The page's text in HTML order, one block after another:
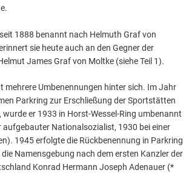
1888 benannt nach Helmuth Graf von
sie heute auch an den Gegner der
James Graf von Moltke (siehe Teil 1).
mehrere Umbenennungen hinter sich. Im Jahr
Parkring zur Erschließung der Sportstätten
er 1933 in Horst-Wessel-Ring umbenannt
aufgebauter Nationalsozialist, 1930 bei einer
1945 erfolgte die Rückbenennung in Parkring
Namensgebung nach dem ersten Kanzler der
Konrad Hermann Joseph Adenauer (*